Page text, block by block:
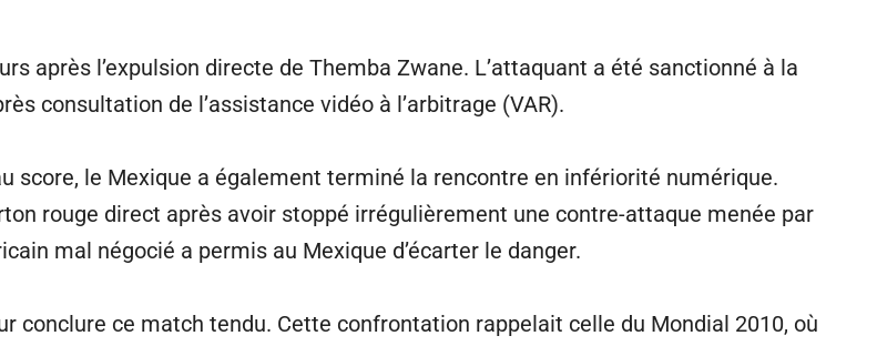
après l’expulsion directe de Themba Zwane. L’attaquant a été sanctionné à la
consultation de l’assistance vidéo à l’arbitrage (VAR).
score, le Mexique a également terminé la rencontre en infériorité numérique.
rouge direct après avoir stoppé irrégulièrement une contre-attaque menée par
mal négocié a permis au Mexique d’écarter le danger.
conclure ce match tendu. Cette confrontation rappelait celle du Mondial 2010, où